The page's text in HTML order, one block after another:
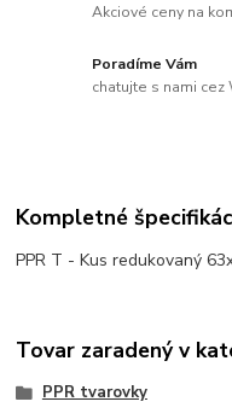
Akciové ceny na
Poradíme Vám
chatujte s nami cez
Kompletné
PPR T - Kus redukovaný
Tovar zaradený v
PPR tvarovky